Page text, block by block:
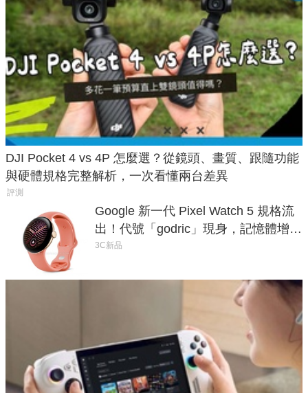
DJI Pocket 4 vs 4P 怎麼選？從鏡頭、畫質、跟隨功能
與硬體規格完整解析，一次看懂兩台差異
評測
Google 新一代 Pixel Watch 5 規格流
出！代號「godric」現身，記憶體增強
鎖定 AI 應用
3C新品